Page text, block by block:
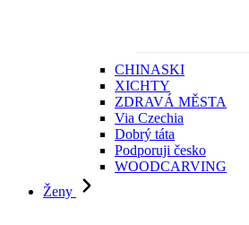
CHINASKI
XICHTY
ZDRAVÁ MĚSTA
Via Czechia
Dobrý táta
Podporuji česko
WOODCARVING
Ženy